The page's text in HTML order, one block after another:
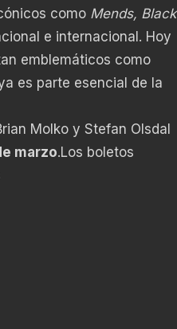
como Mends, Black
e internacional. Hoy
emblemáticos como
es parte esencial de la
Molko y Stefan Olsdal
marzo.Los boletos